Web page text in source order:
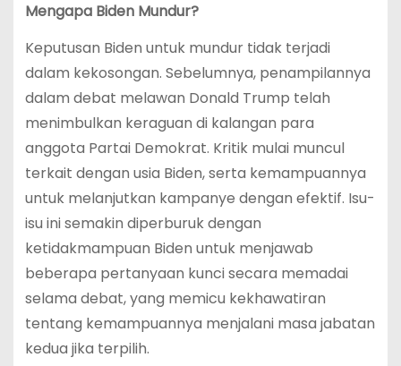
Mengapa Biden Mundur?
Keputusan Biden untuk mundur tidak terjadi
dalam kekosongan. Sebelumnya, penampilannya
dalam debat melawan Donald Trump telah
menimbulkan keraguan di kalangan para
anggota Partai Demokrat. Kritik mulai muncul
terkait dengan usia Biden, serta kemampuannya
untuk melanjutkan kampanye dengan efektif. Isu-
isu ini semakin diperburuk dengan
ketidakmampuan Biden untuk menjawab
beberapa pertanyaan kunci secara memadai
selama debat, yang memicu kekhawatiran
tentang kemampuannya menjalani masa jabatan
kedua jika terpilih.